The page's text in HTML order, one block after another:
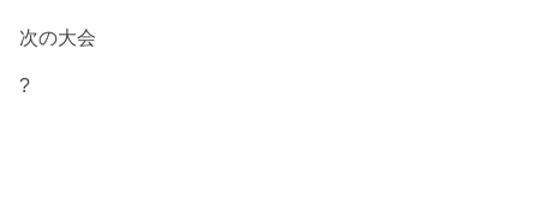
次の大会
?